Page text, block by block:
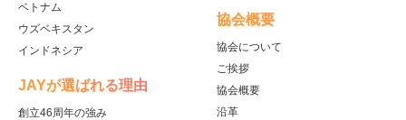
ベトナム
ウズベキスタン
インドネシア
JAYが選ばれる理由
創立46周年の強み
協会概要
協会について
ご挨拶
協会概要
沿革